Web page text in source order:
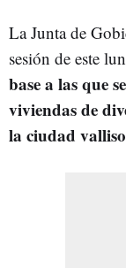
La Junta de
sesión de este
base a las que
viviendas de
la ciudad